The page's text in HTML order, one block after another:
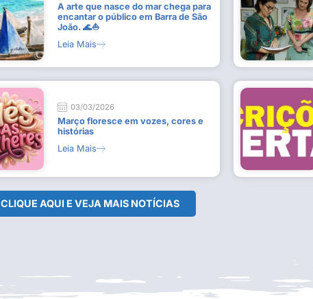
A arte que nasce do mar chega para
encantar o público em Barra de São
João. 🌊⛵
Leia Mais
03/03/2026
Março floresce em vozes, cores e
histórias
Leia Mais
CLIQUE AQUI E VEJA MAIS NOTÍCIAS